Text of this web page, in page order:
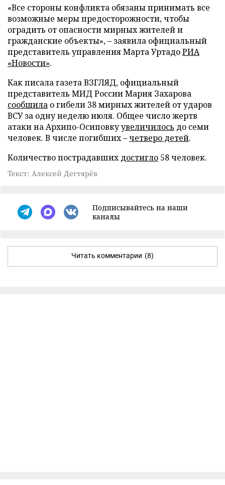
«Все стороны конфликта обязаны принимать все
возможные меры предосторожности, чтобы
оградить от опасности мирных жителей и
гражданские объекты», – заявила официальный
представитель управления Марта УртадоРИА
«Новости».
Как писала газета ВЗГЛЯД, официальный
представитель МИД России Мария Захарова
сообщила о гибели 38 мирных жителей от ударов
ВСУ за одну неделю июля. Общее число жертв
атаки на Архипо-Осиповкуувеличилось до семи
человек. В числе погибших –четверо детей.
Количество пострадавшихдостигло 58 человек.
Текст: Алексей Дегтярёв
Подписывайтесь на наши
каналы
Читать комментарии (8)